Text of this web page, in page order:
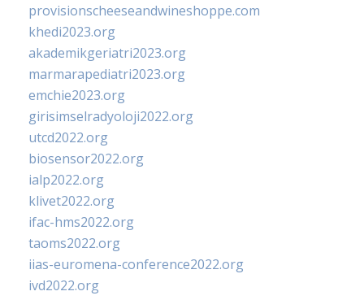
provisionscheeseandwineshoppe.com
khedi2023.org
akademikgeriatri2023.org
marmarapediatri2023.org
emchie2023.org
girisimselradyoloji2022.org
utcd2022.org
biosensor2022.org
ialp2022.org
klivet2022.org
ifac-hms2022.org
taoms2022.org
iias-euromena-conference2022.org
ivd2022.org